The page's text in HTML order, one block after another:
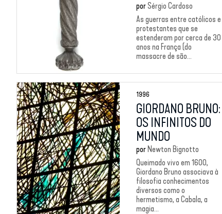
porSérgio Cardoso
As guerras entre católicos e
protestantes que se
estenderam por cerca de 30
anos na França (do
massacre de são...
1996
GIORDANO BRUNO:
OS INFINITOS DO
MUNDO
por Newton Bignotto
Queimado vivo em 1600,
Giordano Bruno associava à
filosofia conhecimentos
diversos como o
hermetismo, a Cabala, a
magia...